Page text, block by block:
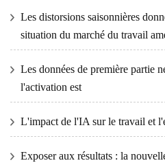
Les distorsions saisonnières
situation du marché du travail
Les données de première partie
l'activation est
L'impact de l'IA sur le travail et
Exposer aux résultats : la